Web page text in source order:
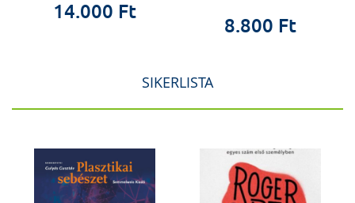
14.000 Ft
8.800 Ft
SIKERLISTA